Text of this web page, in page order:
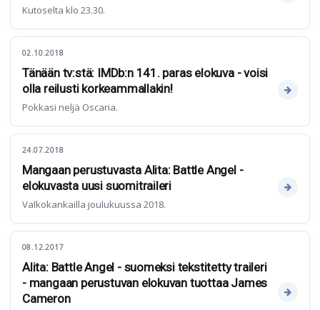
Kutoselta klo 23.30.
02.10.2018
Tänään tv:stä: IMDb:n 141. paras elokuva - voisi
olla reilusti korkeammallakin!
Pokkasi neljä Oscaria.
24.07.2018
Mangaan perustuvasta Alita: Battle Angel -
elokuvasta uusi suomitraileri
Valkokankailla joulukuussa 2018.
08.12.2017
Alita: Battle Angel - suomeksi tekstitetty traileri
- mangaan perustuvan elokuvan tuottaa James
Cameron